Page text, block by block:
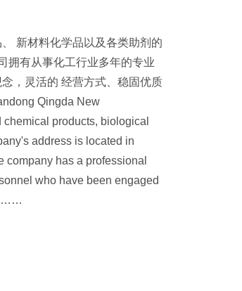
新材料化学品以及各类助剂的
拥有从事化工行业多年的专业
，灵活的 经营方式、稳固优质
Qingda New
products, biological
address is located in
company has a professional
who have been engaged